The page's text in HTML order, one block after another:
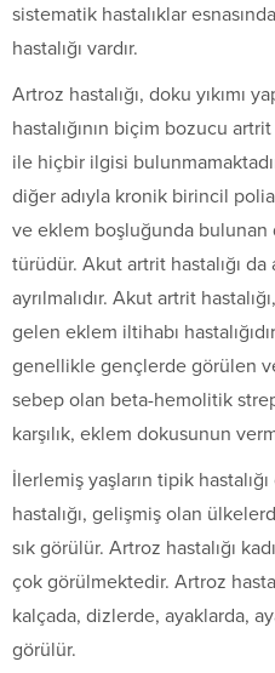
sistematik hastalıklar
hastalığı vardır.
Artroz hastalığı, doku yıkımı
hastalığının biçim bozucu
ile hiçbir ilgisi
diğer adıyla kronik birincil
ve eklem boşluğunda bulunan
türüdür. Akut artrit hastalığı da
ayrılmalıdır. Akut artrit
gelen eklem iltihabı
genellikle gençlerde görülen
sebep olan beta-hemolitik
karşılık, eklem dokusunun
İlerlemiş yaşların tipik
hastalığı, gelişmiş olan
sık görülür. Artroz hastalığı
çok görülmektedir. Artroz
kalçada, dizlerde, ayaklarda,
görülür.